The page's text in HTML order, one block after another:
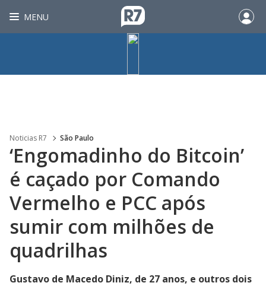
MENU
Noticias R7 São Paulo
‘Engomadinho do Bitcoin’
é caçado por Comando
Vermelho e PCC após
sumir com milhões de
quadrilhas
Gustavo de Macedo Diniz, de 27 anos, e outros dois